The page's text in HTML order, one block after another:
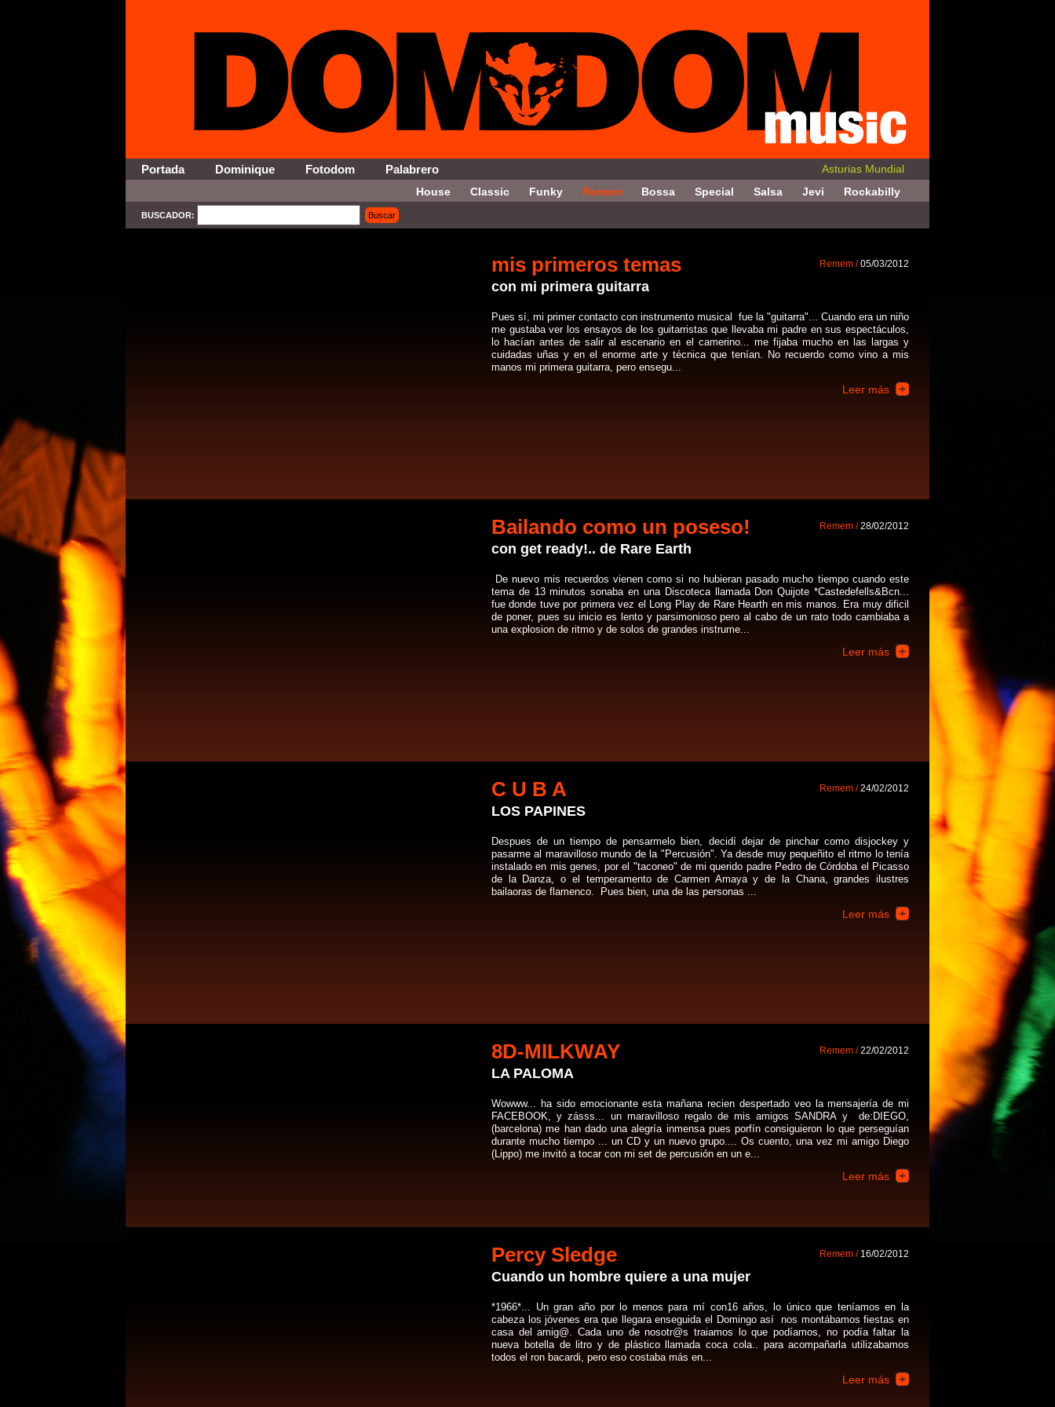
Portada Dominique Fotodom Palabrero
Asturias Mundial
House
Classic Funky Remem Bossa Special Salsa Jevi Rockabilly
BUSCADOR:
Buscar
mis primeros temas Remem /05/03/2012
con mi primera guitarra
Pues sí, mi primer contacto con instrumento musical fue la "guitarra"... Cuando era un niño
me gustaba ver los ensayos de los guitarristas que llevaba mi padre en sus espectáculos,
lo hacían antes de salir al escenario en el camerino... me fijaba mucho en las largas y
cuidadas uñas y en el enorme arte y técnica que tenían. No recuerdo como vino a mis
manos mi primera guitarra, pero ensegu...
Leer más
Bailando como un poseso! Remem /28/02/2012
con get ready!.. de Rare Earth
De nuevo mis recuerdos vienen como si no hubieran pasado mucho tiempo cuando este
tema de 13 minutos sonaba en una Discoteca llamada Don Quijote *Castedefells&Bcn...
fue donde tuve por primera vez el Long Play de Rare Hearth en mis manos. Era muy dificil
de poner, pues su inicio es lento y parsimonioso pero al cabo de un rato todo cambiaba a
una explosion de ritmo y de solos de grandes instrume...
Leer más
C U B A Remem /24/02/2012
LOS PAPINES
Despues de un tiempo de pensarmelo bien, decidí dejar de pinchar como disjockey y
pasarme al maravilloso mundo de la "Percusión". Ya desde muy pequeñito el ritmo lo tenía
instalado en mis genes, por el "taconeo" de mi querido padre Pedro de Córdoba el Picasso
de la Danza, o el temperamento de Carmen Amaya y de la Chana, grandes ilustres
bailaoras de flamenco. Pues bien, una de las personas ...
Leer más
8D-MILKWAY Remem /22/02/2012
LA PALOMA
Wowww... ha sido emocionante esta mañana recien despertado veo la mensajería de mi
FACEBOOK, y zásss... un maravilloso regalo de mis amigos SANDRA y de:DIEGO,
(barcelona) me han dado una alegría inmensa pues porfín consiguieron lo que perseguían
durante mucho tiempo ... un CD y un nuevo grupo.... Os cuento, una vez mi amigo Diego
(Lippo) me invitó a tocar con mi set de percusión en un e...
Leer más
Percy Sledge Remem / 16/02/2012
Cuando un hombre quiere a una mujer
*1966*... Un gran año por lo menos para mí con16 años, lo único que teníamos en la
cabeza los jóvenes era que llegara enseguida el Domingo así nos montábamos fiestas en
casa del amig@. Cada uno de nosotr@s traiamos lo que podíamos, no podía faltar la
nueva botella de litro y de plástico llamada coca cola.. para acompañarla utilizabamos
todos el ron bacardi, pero eso costaba más en...
Leer más